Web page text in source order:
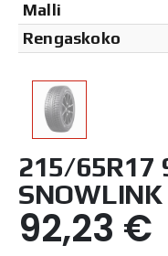
Malli
Rengaskoko
215/65R17
92,23 €